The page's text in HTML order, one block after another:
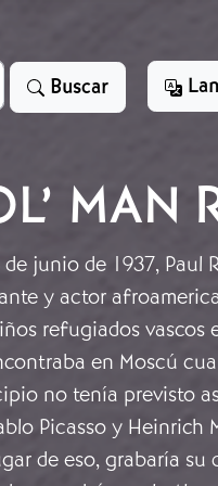
Buscar
MAN
de junio de 1937, Paul
y actor
refugiados vascos
en Moscú
no tenía previsto
Picasso y Heinrich
de eso, grabaría